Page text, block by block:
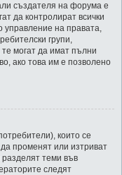
създателя на форума е
да контролират всички
на правата,
групи,
могат да имат пълни
ако това им е позволено
които се
променят или изтриват
разделят теми във
следят